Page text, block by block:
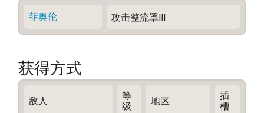
菲奥伦 攻击整流罩Ⅲ
获得方式
敌人 等
级 地区 插
槽